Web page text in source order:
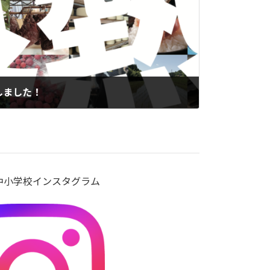
した！
小学校インスタグラム